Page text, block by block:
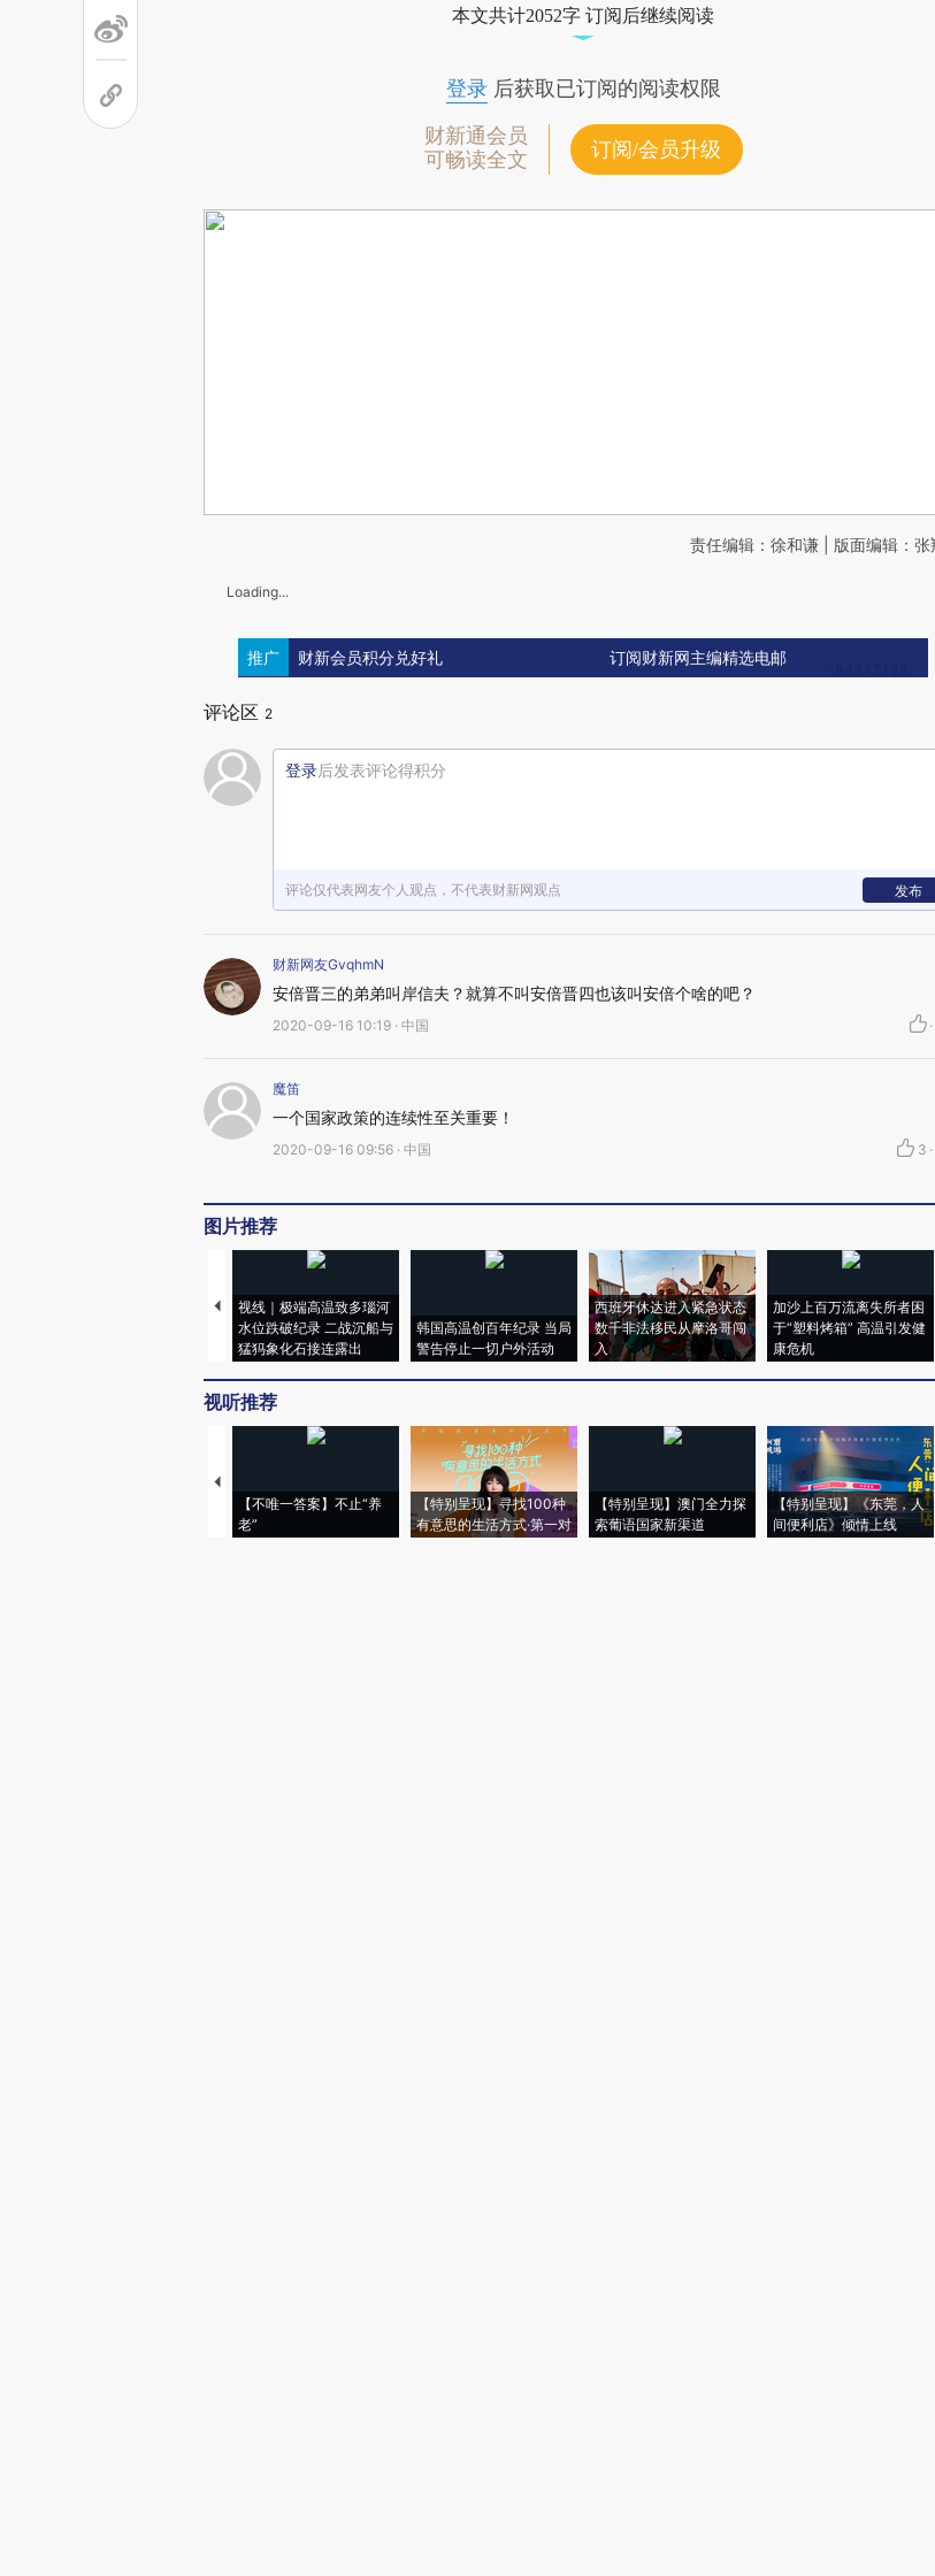
本文共计2052字 订阅后继续阅读
登录后获取已订阅的阅读权限
财新通会员
可畅读全文
订阅/会员升级
责任编辑：徐和谦 | 版面编辑：张
Loading...
推广 财新会员积分兑好礼 订阅财新网主编精选电邮
评论区 2
登录后发表评论得积分
评论仅代表网友个人观点，不代表财新网观点 发布
财新网友GvqhmN
安倍晋三的弟弟叫岸信夫？就算不叫安倍晋四也该叫安倍个啥的吧？
2020-09-16 10:19 · 中国 ·
魔笛
一个国家政策的连续性至关重要！
2020-09-16 09:56 · 中国 3 ·
图片推荐
视线｜极端高温致多瑙河
水位跌破纪录 二战沉船与
猛犸象化石接连露出
韩国高温创百年纪录 当局
警告停止一切户外活动
西班牙休达进入紧急状态
数千非法移民从摩洛哥闯
入
加沙上百万流离失所者困
于“塑料烤箱” 高温引发健
康危机
视听推荐
【不唯一答案】不止“养
老”
【特别呈现】寻找100种
有意思的生活方式·第一对
【特别呈现】澳门全力探
索葡语国家新渠道
【特别呈现】《东莞，人
间便利店》倾情上线